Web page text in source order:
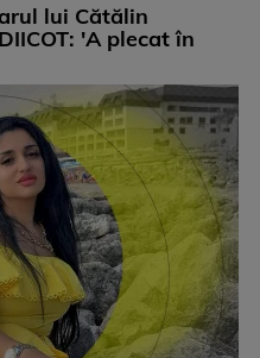
lui Cătălin
'A plecat în